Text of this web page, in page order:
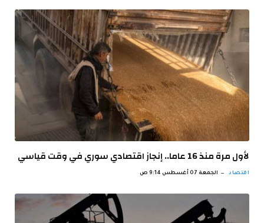
لأول مرة منذ 16 عاما.. إنجاز اقتصادي سوري في وقت قياسي
اقتصاد الجمعة 07 أغسطس 9:14 ص